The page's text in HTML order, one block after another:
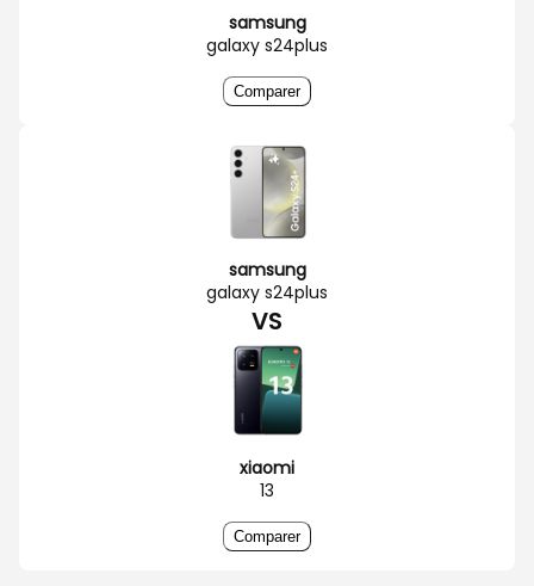
samsung
galaxy s24plus
Comparer
samsung
galaxy s24plus
VS
xiaomi
13
Comparer